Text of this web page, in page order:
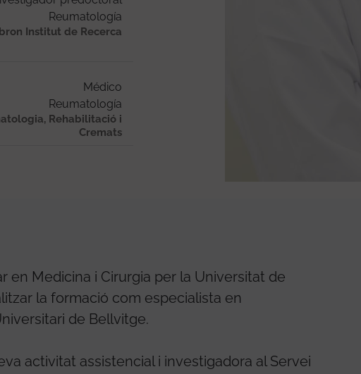
Reumatología
Institut de Recerca
Médico
Reumatología
Rehabilitació i
Cremats
en Medicina i Cirurgia per la Universitat de
la formació com especialista en
de Bellvitge.
activitat assistencial i investigadora al Servei